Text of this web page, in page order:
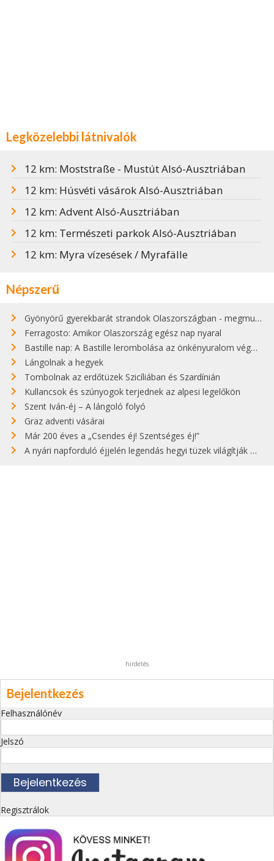
Legközelebbi látnivalók
12 km: Moststraße - Mustút Alsó-Ausztriában
12 km: Húsvéti vásárok Alsó-Ausztriában
12 km: Advent Alsó-Ausztriában
12 km: Természeti parkok Alsó-Ausztriában
12 km: Myra vízesések / Myrafälle
Népszerű
Gyönyörű gyerekbarát strandok Olaszországban - megmutatjuk a 15 legjobbat
Ferragosto: Amikor Olaszország egész nap nyaral
Bastille nap: A Bastille lerombolása az önkényuralom végét jelentette
Lángolnak a hegyek
Tombolnak az erdőtüzek Szicíliában és Szardínián
Kullancsok és szúnyogok terjednek az alpesi legelőkön
Szent Iván-éj – A lángoló folyó
Graz adventi vásárai
Már 200 éves a „Csendes éj! Szentséges éj!”
A nyári napforduló éjjelén legendás hegyi tüzek világítják meg Zugspitzét
hirdetés
Bejelentkezés
Felhasználónév
Jelszó
Regisztrálok